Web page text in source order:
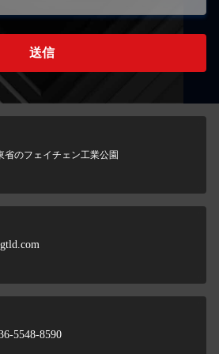
送信
省のフェイチェン工業公園
5548-8590